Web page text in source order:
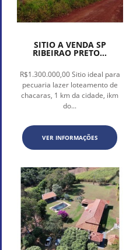
SITIO A VENDA SP
RIBEIRAO PRETO...
R$1.300.000,00 Sitio ideal para
pecuaria lazer loteamento de
chacaras, 1 km da cidade, ikm
do...
VER INFORMAÇÕES